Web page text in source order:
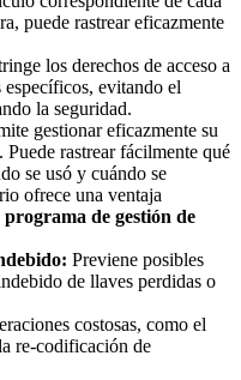
puede rastrear eficazmente
los derechos de acceso a
específicos, evitando el
la seguridad.
gestionar eficazmente su
rastrear fácilmente qué
se usó y cuándo se
ofrece una ventaja
programa de gestión de
Previene posibles
de llaves perdidas o
costosas, como el
re-codificación de